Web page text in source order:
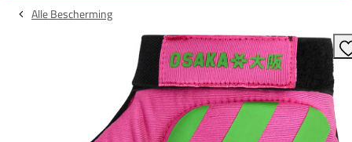
Alle Bescherming